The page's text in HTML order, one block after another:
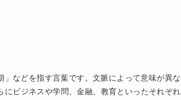
」などを指す言葉です。文脈によって意味が異な
ビジネスや学問、金融、教育といったそれぞれ